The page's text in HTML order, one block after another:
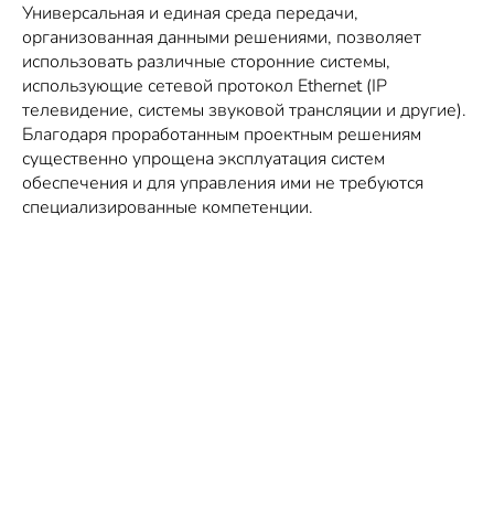
Универсальная и единая среда передачи,
организованная данными решениями, позволяет
использовать различные сторонние системы,
использующие сетевой протокол Ethernet (IP
телевидение, системы звуковой трансляции и другие).
Благодаря проработанным проектным решениям
существенно упрощена эксплуатация систем
обеспечения и для управления ими не требуются
специализированные компетенции.